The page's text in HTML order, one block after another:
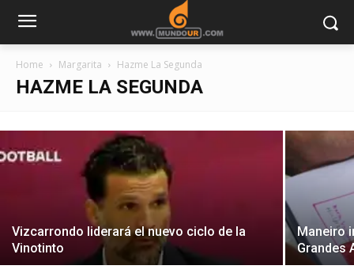
Home Margarita Hazme La Segunda
HAZME LA SEGUNDA
Centro de acopio en Margarita prioriza
donaciones para niños e insumos
médicos
Vizcarrondo liderará el nuevo ciclo de la
Vinotinto
Maneiro
Grandes